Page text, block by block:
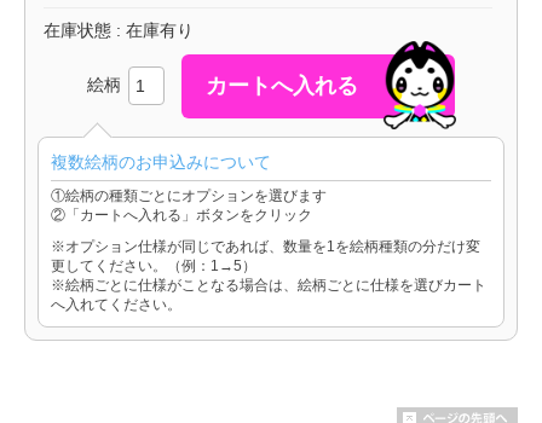
在庫状態 : 在庫有り
絵柄
複数絵柄のお申込みについて
①絵柄の種類ごとにオプションを選びます
②「カートへ入れる」ボタンをクリック
※オプション仕様が同じであれば、数量を1を絵柄種類の分だけ変
更してください。（例：1→5）
※絵柄ごとに仕様がことなる場合は、絵柄ごとに仕様を選びカート
へ入れてください。